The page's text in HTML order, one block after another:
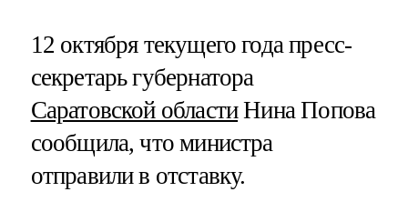
12 октября текущего года пресс-
секретарь губернатора
Саратовской областиНина Попова
сообщила, что министра
отправили в отставку.